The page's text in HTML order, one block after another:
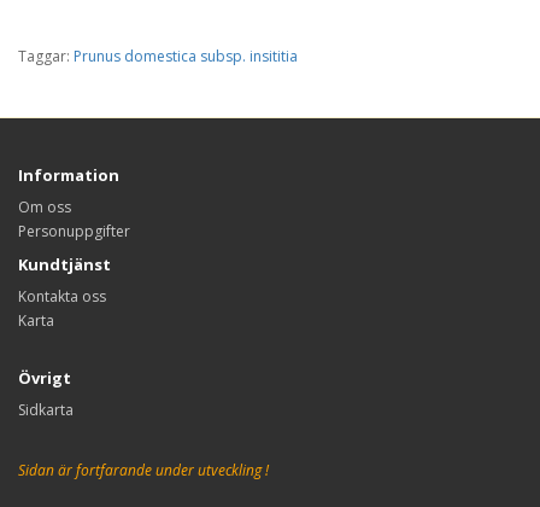
Taggar: Prunus domestica subsp. insititia
Information
Om oss
Personuppgifter
Kundtjänst
Kontakta oss
Karta
Övrigt
Sidkarta
Sidan är fortfarande under utveckling !